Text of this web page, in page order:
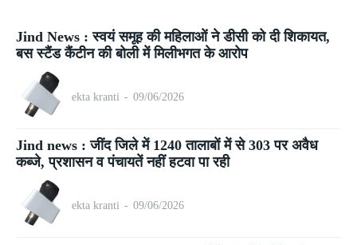
Jind News : स्वयं समूह की महिलाओं ने डीसी को दी शिकायत,
बस स्टैंड कैंटीन की बोली में मिलीभगत के आरोप
ekta kranti - 09/06/2026
Jind news : जींद जिले में 1240 तालाबों में से 303 पर अवैध
कब्जे, प्रशासन व पंचायतें नहीं हटवा पा रही
ekta kranti - 09/06/2026